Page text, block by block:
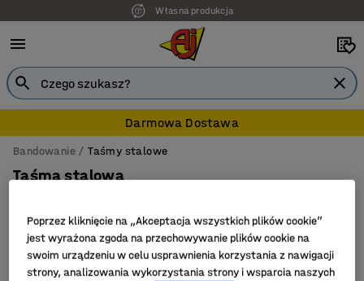
Własna produkcja
Darmowa Dostawa
Bandowanie Taśmy stalowe
Taśma stalowa
Filtruj Sortuj
Poprzez kliknięcie na „Akceptacja wszystkich plików cookie”
jest wyrażona zgoda na przechowywanie plików cookie na
swoim urządzeniu w celu usprawnienia korzystania z nawigacji
strony, analizowania wykorzystania strony i wsparcia naszych